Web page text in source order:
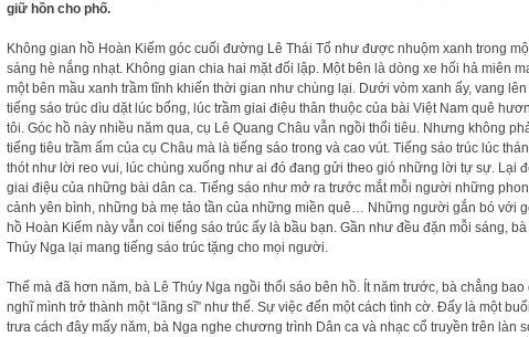
giữ hồn cho phố.
Không gian hồ Hoàn Kiếm góc cuối đường Lê Thái Tổ như được nhuộm xanh trong
sáng hè nắng nhạt. Không gian chia hai mặt đối lập. Một bên là dòng xe hối hả miên
một bên mầu xanh trầm tĩnh khiến thời gian như chùng lại. Dưới vòm xanh ấy, vang lên
tiếng sáo trúc dìu dặt lúc bổng, lúc trầm giai điệu thân thuộc của bài Việt Nam quê
tôi. Góc hồ này nhiều năm qua, cụ Lê Quang Châu vẫn ngồi thổi tiêu. Nhưng không
tiếng tiêu trầm ấm của cụ Châu mà là tiếng sáo trong và cao vút. Tiếng sáo trúc lúc
thót như lời reo vui, lúc chùng xuống như ai đó đang gửi theo gió những lời tự sự. Lại
giai điệu của những bài dân ca. Tiếng sáo như mở ra trước mắt mỗi người những
cảnh yên bình, những bà mẹ tảo tần của những miền quê… Những người gắn bó với
hồ Hoàn Kiếm này vẫn coi tiếng sáo trúc ấy là bầu bạn. Gần như đều đặn mỗi sáng, bà
Thúy Nga lại mang tiếng sáo trúc tặng cho mọi người.
Thế mà đã hơn năm, bà Lê Thúy Nga ngồi thổi sáo bên hồ. Ít năm trước, bà chẳng bao
nghĩ mình trở thành một “lãng sĩ” như thế. Sự việc đến một cách tình cờ. Đấy là một buổi
trưa cách đây mấy năm, bà Nga nghe chương trình Dân ca và nhạc cổ truyền trên làn